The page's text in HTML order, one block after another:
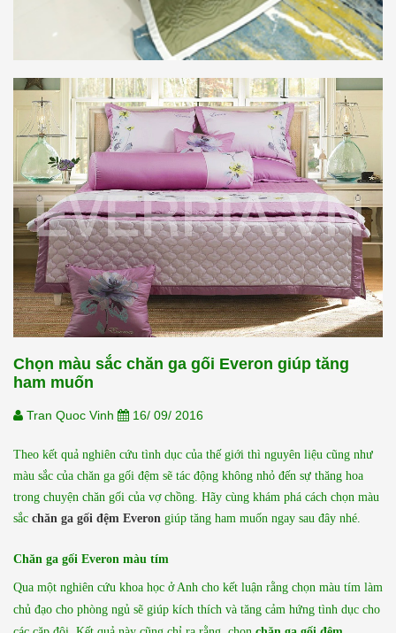
Chọn màu sắc chăn ga gối Everon giúp tăng
ham muốn
Tran Quoc Vinh 16/ 09/ 2016
Theo kết quả nghiên cứu tình dục của thế giới thì nguyên liệu cũng như
màu sắc của chăn ga gối đệm sẽ tác động không nhỏ đến sự thăng hoa
trong chuyện chăn gối của vợ chồng. Hãy cùng khám phá cách chọn màu
sắc chăn ga gối đệm Everon giúp tăng ham muốn ngay sau đây nhé.
Chăn ga gối Everon màu tím
Qua một nghiên cứu khoa học ở Anh cho kết luận rằng chọn màu tím làm
chủ đạo cho phòng ngủ sẽ giúp kích thích và tăng cảm hứng tình dục cho